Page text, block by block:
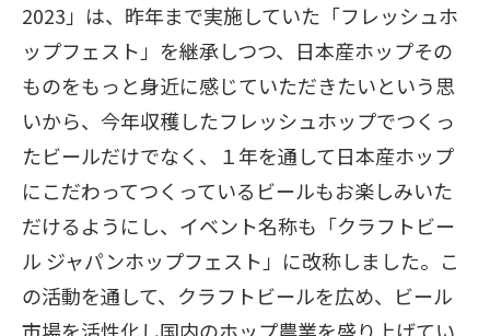
2023」は、昨年まで実施していた「フレッシュホ
ップフェスト」を継承しつつ、日本産ホップその
ものをもっと身近に感じていただきたいという思
いから、今年収穫したフレッシュホップでつくっ
たビールだけでなく、１年を通して日本産ホップ
にこだわってつくっているビールもお楽しみいた
だけるようにし、イベント名称も「クラフトビー
ル ジャパンホップフェスト」に改称しました。こ
の活動を通して、クラフトビールを広め、ビール